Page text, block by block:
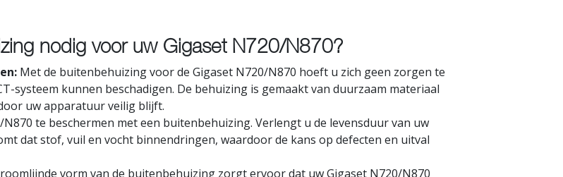
nodig voor uw Gigaset N720/N870?
Met de buitenbehuizing voor de Gigaset N720/N870 hoeft u zich geen zorgen te
systeem kunnen beschadigen. De behuizing is gemaakt van duurzaam materiaal
uw apparatuur veilig blijft.
te beschermen met een buitenbehuizing. Verlengt u de levensduur van uw
dat stof, vuil en vocht binnendringen, waardoor de kans op defecten en uitval
vorm van de buitenbehuizing zorgt ervoor dat uw Gigaset N720/N870